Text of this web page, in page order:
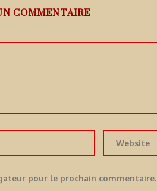
COMMENTAIRE
pour le prochain commentaire.